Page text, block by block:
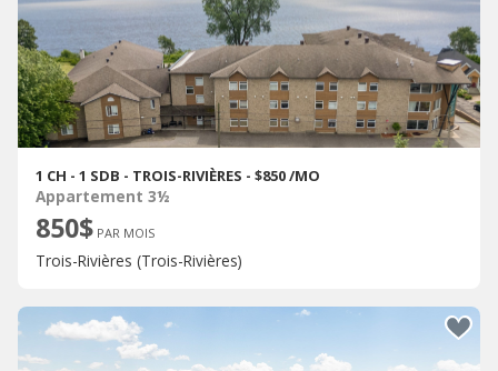
1 CH - 1 SDB - TROIS-RIVIÈRES - $850 /MO
Appartement 3½
850$ PAR MOIS
Trois-Rivières (Trois-Rivières)